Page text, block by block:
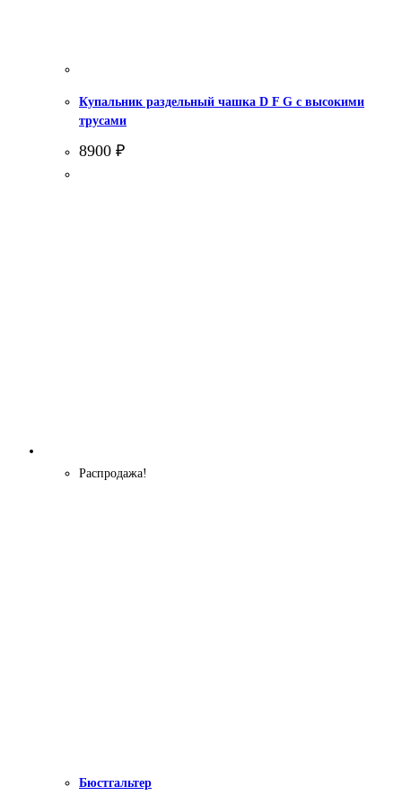
Купальник раздельный чашка D F G с высокими
трусами
8900 ₽
Распродажа!
Бюстгальтер